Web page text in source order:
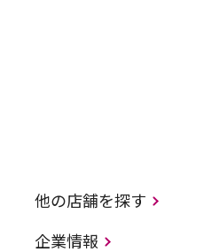
他の店舗を探す
企業情報